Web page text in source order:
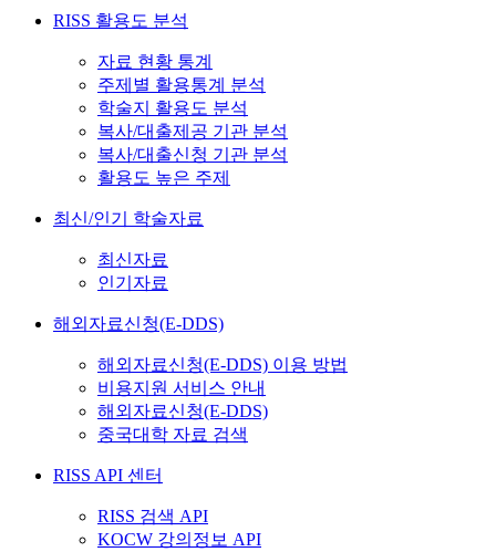
RISS 활용도 분석
자료 현황 통계
주제별 활용통계 분석
학술지 활용도 분석
복사/대출제공 기관 분석
복사/대출신청 기관 분석
활용도 높은 주제
최신/인기 학술자료
최신자료
인기자료
해외자료신청(E-DDS)
해외자료신청(E-DDS) 이용 방법
비용지원 서비스 안내
해외자료신청(E-DDS)
중국대학 자료 검색
RISS API 센터
RISS 검색 API
KOCW 강의정보 API